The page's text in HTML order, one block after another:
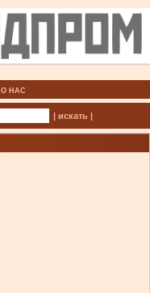
О НАС
| искать |